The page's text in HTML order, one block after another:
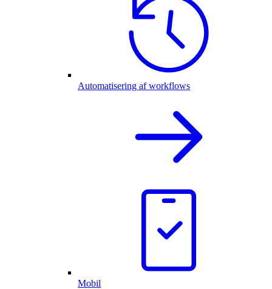
Automatisering af workflows
Mobil